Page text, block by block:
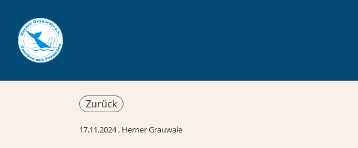
Zurück
17.11.2024, Herner Grauwale